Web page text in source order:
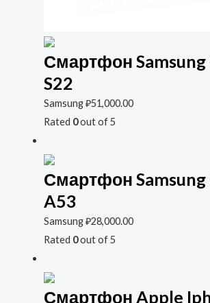
Смартфон Samsung
S22
Samsung₽51,000.00
Rated 0out of 5
Смартфон Samsung
A53
Samsung₽28,000.00
Rated 0out of 5
Смартфон Apple